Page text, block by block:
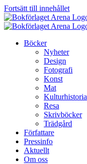
Fortsätt till innehållet
Böcker
Nyheter
Design
Fotografi
Konst
Mat
Kulturhistoria
Resa
Skrivböcker
Trädgård
Författare
Pressinfo
Aktuellt
Om oss